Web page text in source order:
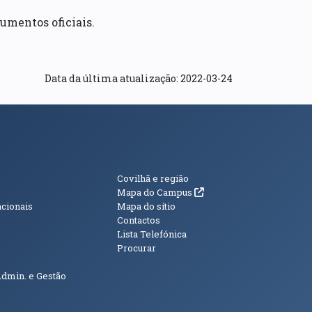
oficiais.
Data da última atualização: 2022-03-24
e Gestão
Informações
Covilhã e região
Mapa do Campus (abre em nova janela)
Mapa do sítio
Contactos
Lista Telefónica
Procurar